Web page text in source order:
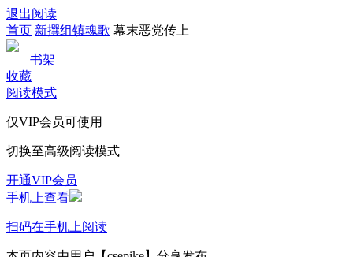
退出阅读
首页 新撰组镇魂歌 幕末恶党传上
书架
收藏
阅读模式
仅VIP会员可使用
切换至高级阅读模式
开通VIP会员
手机上查看
扫码在手机上阅读